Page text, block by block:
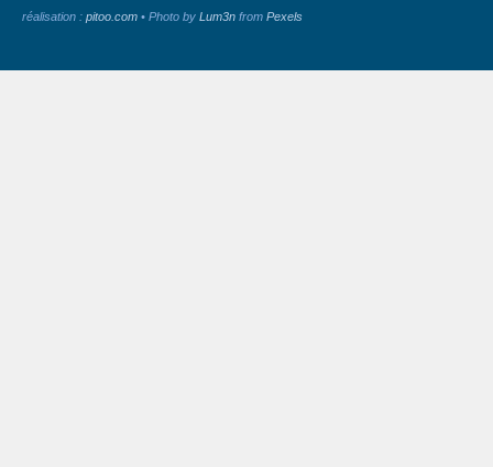
réalisation : pitoo.com • Photo by Lum3n from Pexels